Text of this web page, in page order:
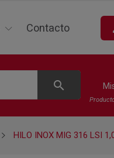
Contacto
search
HILO INOX MIG 316 LSI